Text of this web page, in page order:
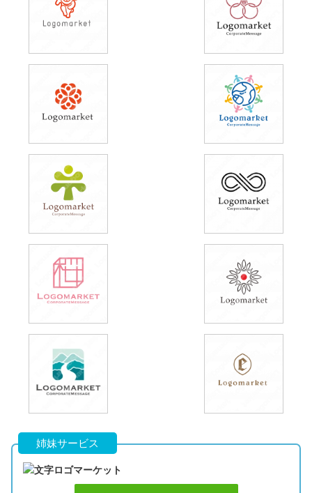
姉妹サービス